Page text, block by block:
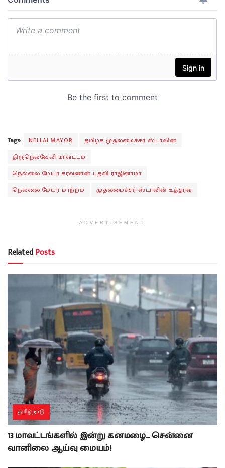
Tags: NELLAI MAYOR
தமிழக முதலமைச்சர் ஸ்டாலின்
திருநெல்வேலி மாவட்டம்
நெல்லை மேயர் சரவணன் பதவி ராஜினாமா
நெல்லை மேயர் மாற்றம்
முதலமைச்சர் ஸ்டாலின் உத்தரவு
ADVERTISEMENT
RelatedPosts
தமிழ்நாடு
13 மாவட்டங்களில் இன்று கனமழை… சென்னை
வானிலை ஆய்வு மையம்!